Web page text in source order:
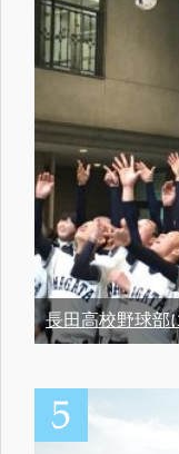
長田高校野球部